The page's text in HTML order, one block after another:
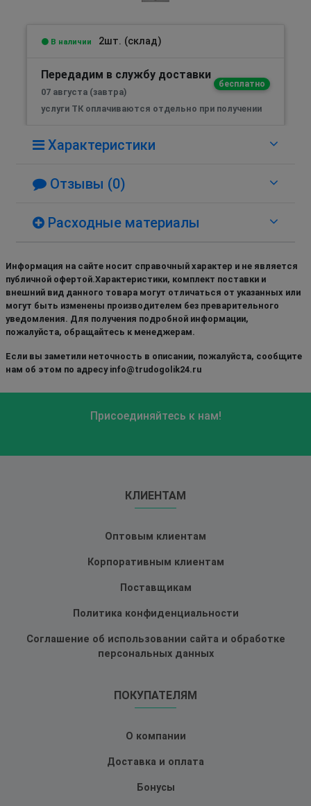
В наличии 2шт. (склад)
Передадим в службу доставки
бесплатно
07 августа (завтра)
услуги ТК оплачиваются отдельно при получении
Характеристики
Отзывы (0)
Расходные материалы
Информация на сайте носит справочный характер и не является
публичной офертой.Характеристики, комплект поставки и
внешний вид данного товара могут отличаться от указанных или
могут быть изменены производителем без преварительного
уведомления. Для получения подробной информации,
пожалуйста, обращайтесь к менеджерам.
Если вы заметили неточность в описании, пожалуйста, сообщите
нам об этом по адресу info@trudogolik24.ru
Присоединяйтесь к нам!
КЛИЕНТАМ
Оптовым клиентам
Корпоративным клиентам
Поставщикам
Политика конфиденциальности
Соглашение об использовании сайта и обработке
персональных данных
ПОКУПАТЕЛЯМ
О компании
Доставка и оплата
Бонусы